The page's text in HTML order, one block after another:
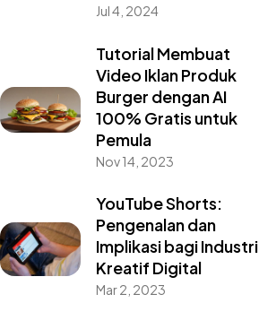
Jul 4, 2024
Tutorial Membuat
Video Iklan Produk
Burger dengan AI
100% Gratis untuk
Pemula
Nov 14, 2023
YouTube Shorts:
Pengenalan dan
Implikasi bagi Industri
Kreatif Digital
Mar 2, 2023